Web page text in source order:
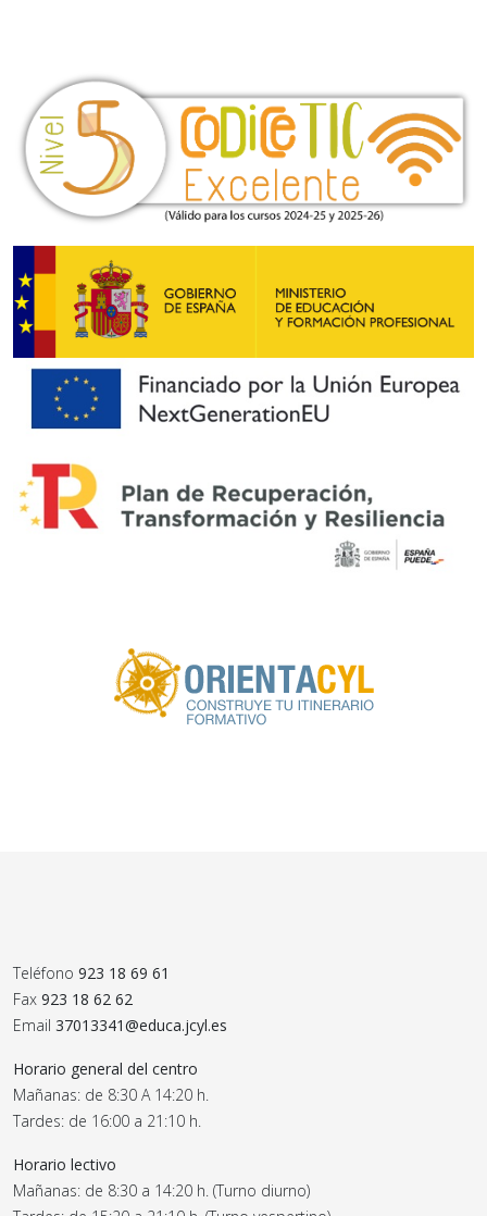
Teléfono 923 18 69 61
Fax 923 18 62 62
Email 37013341@educa.jcyl.es
Horario general del centro
Mañanas: de 8:30 A 14:20 h.
Tardes: de 16:00 a 21:10 h.
Horario lectivo
Mañanas: de 8:30 a 14:20 h. (Turno diurno)